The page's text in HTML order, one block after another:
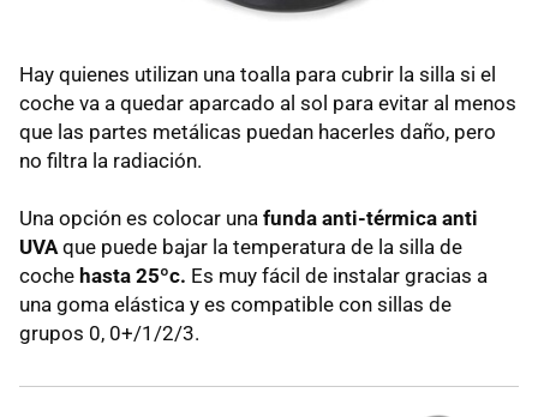
Hay quienes utilizan una toalla para cubrir la silla si el
coche va a quedar aparcado al sol para evitar al menos
que las partes metálicas puedan hacerles daño, pero
no filtra la radiación.
Una opción es colocar una funda anti-térmica anti
UVAque puede bajar la temperatura de la silla de
coche hasta 25ºc. Es muy fácil de instalar gracias a
una goma elástica y es compatible con sillas de
grupos 0, 0+/1/2/3.